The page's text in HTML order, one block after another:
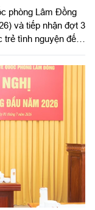
phòng Lâm Đồng
và tiếp nhận đợt 3
tình nguyện đến